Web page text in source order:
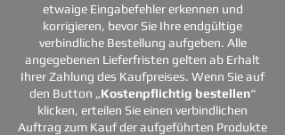
etwaige Eingabefehler erkennen und
korrigieren, bevor Sie Ihre endgültige
verbindliche Bestellung aufgeben. Alle
angegebenen Lieferfristen gelten ab Erhalt
Ihrer Zahlung des Kaufpreises. Wenn Sie auf
den Button „Kostenpflichtig bestellen“
klicken, erteilen Sie einen verbindlichen
Auftrag zum Kauf der aufgeführten Produkte